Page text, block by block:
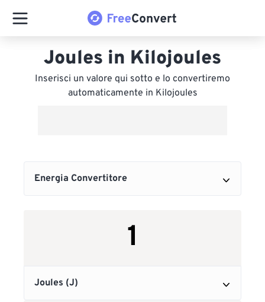
Joules in Kilojoules
Inserisci un valore qui sotto e lo convertiremo
automaticamente in Kilojoules